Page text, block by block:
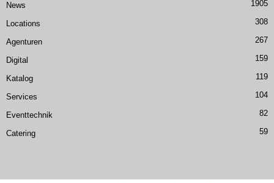
News 1905
Locations 308
Agenturen 267
Digital 159
Katalog 119
Services 104
Eventtechnik 82
Catering 59